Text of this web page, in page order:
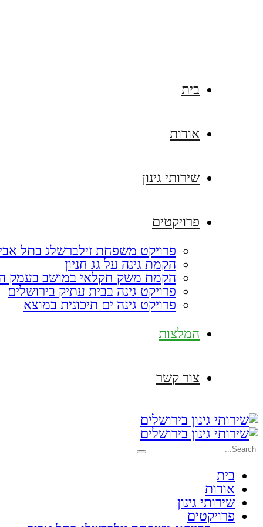
בית
אודות
שירותי גינון
פרויקטים
פרויקט משפחת זילברשלג בתל
הקמת גינה על גג חניון
הקמת משק חקלאי במושב בעמק
פרויקט גינה בבית עתיק בירושלים
פרויקט גינה ים תיכונית במוצא
המלצות
צור קשר
בית
אודות
שירותי גינון
פרויקטים